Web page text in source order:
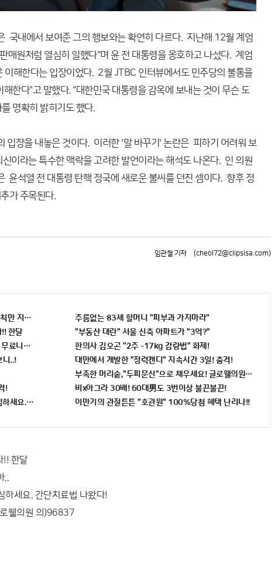
국내에서 보여준 그의 행보와는 확연히 다르다. 지난해 12월 계엄
매원처럼 열심히 일했다"며 윤 전 대통령을 옹호하고 나섰다. 계엄
이해한다는 입장이었다. 2월 JTBC 인터뷰에서도 민주당의 불통을
한다"고 말했다. "대한민국 대통령을 감옥에 보내는 것이 무슨 도
명확히 밝히기도 했다.
입장을 내놓은 것이다. 이러한 '말 바꾸기' 논란은 피하기 어려워 보
이라는 특수한 맥락을 고려한 발언이라는 해석도 나온다. 인 의원
윤석열 전 대통령 탄핵 정국에 새로운 불씨를 던진 셈이다. 향후 정
가 주목된다.
임관철 기자 (cheol72@clipsisa.com)
만 지켰다!
한달
료니까 꼭 오늘 확인하세요.
니..!
!
세요. 간단치료법 나왔다!
주름없는 83세 할머니 "피부과 가지마라"
"부동산 대란" 서울 신축 아파트가 "3억?"
한의사 김오곤 "2주 -17kg 감량법" 화제!
대만에서 개발한 "정력캔디" 지속시간 3일! 충격!
부족한 머리숱,"두피문신"으로 채우세요! 글로웰의원 의)96837
비x아그라 30배! 60대男도 3번이상 불끈불끈!
이만기의 관절튼튼 "호관원" 100%당첨 혜택 난리나!!
!! 한달
..
하세요. 간단치료법 나왔다!
웰의원 의)96837